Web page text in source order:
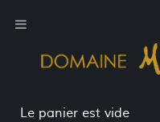
Le panier est vide